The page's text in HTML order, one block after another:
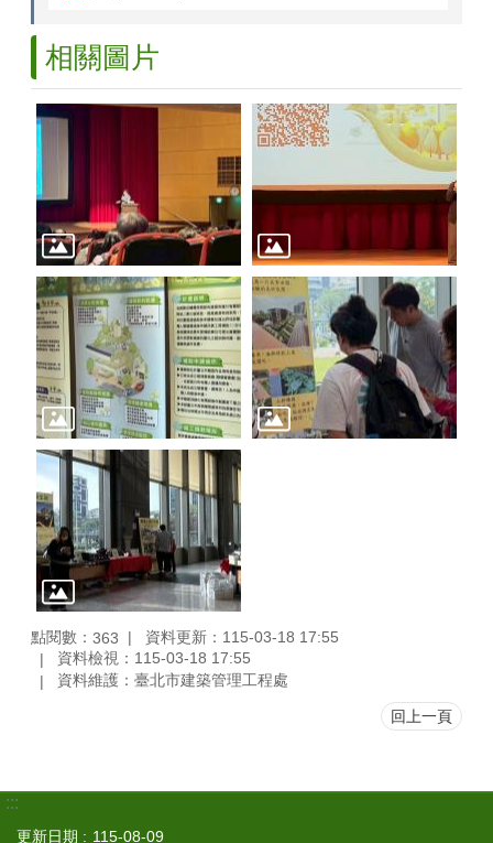
相關圖片
點閱數： 363
資料更新：115-03-18 17:55
資料檢視：115-03-18 17:55
資料維護：臺北市建築管理工程處
回上一頁
:::
更新日期 115-08-09